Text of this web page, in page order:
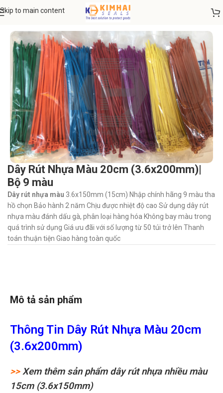
Skip to main content
DÂY RÚT NHỰA - DÂY RÚT INOX Dây rút nhựa chất lượng cao
Dây Rút Nhựa Màu 20cm (3.6x200mm)|
Bộ 9 màu
Dây rút nhựa màu 3.6x150mm (15cm) Nhập chính hãng 9 màu tha
hồ chọn Bảo hành 2 năm Chịu được nhiệt độ cao Sử dụng dây rút
nhựa màu đánh dấu gà, phân loại hàng hóa Không bay màu trong
quá trình sử dụng Giá ưu đãi với số lượng từ 50 túi trở lên Thanh
toán thuận tiện Giao hàng toàn quốc
Mô tả sản phẩm
Thông Tin Dây Rút Nhựa Màu 20cm
(3.6x200mm)
>>Xem thêm sản phẩm dây rút nhựa nhiều màu
15cm (3.6x150mm)